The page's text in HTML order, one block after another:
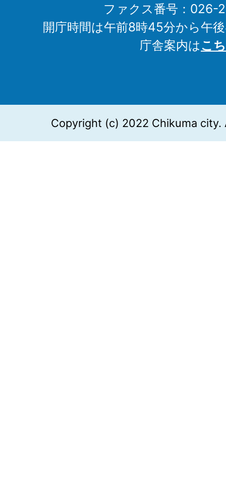
ファクス番号：026-
開庁時間は午前8時45分から午
庁舎案内はこ
Copyright (c) 2022 Chikuma city.